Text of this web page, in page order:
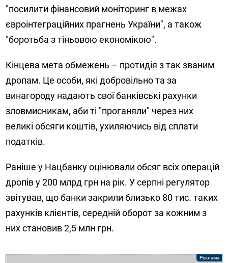
"посилити фінансовий моніторинг в межах
євроінтеграційних прагнень України", а також
"боротьба з тіньовою економікою".
Кінцева мета обмежень – протидія з так званим
дропам. Це особи, які добровільно та за
винагороду надають свої банківські рахунки
зловмисникам, аби ті "проганяли" через них
великі обсяги коштів, ухиляючись від сплати
податків.
Раніше у Нацбанку оцінювали обсяг всіх операцій
дропів у 200 млрд грн на рік. У серпні регулятор
звітував, що банки закрили близько 80 тис. таких
рахунків клієнтів, середній оборот за кожним з
них становив 2,5 млн грн.